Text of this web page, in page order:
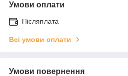
Умови оплати
Післяплата
Всі умови оплати
Умови повернення